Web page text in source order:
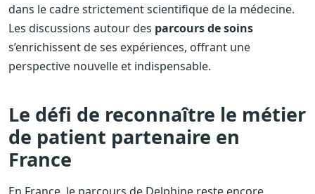
dans le cadre strictement scientifique de la médecine.
Les discussions autour des parcours de soins
s’enrichissent de ses expériences, offrant une
perspective nouvelle et indispensable.
Le défi de reconnaître le métier
de patient partenaire en
France